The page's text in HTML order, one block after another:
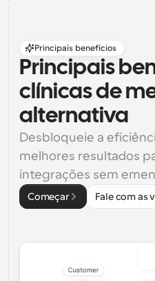
Principais benefícios
Principais
clínicas de
alternativa
Desbloqueie a
melhores resultados
integrações sem
Começar Fale com as